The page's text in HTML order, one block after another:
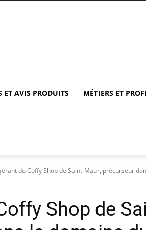
ET AVIS PRODUITS MÉTIERS ET
du Coffy Shop de Saint-Maur, précurseur
Shop de